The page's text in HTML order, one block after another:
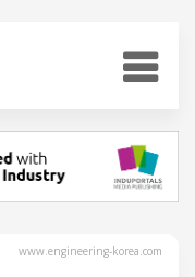
www.engineering-korea.com